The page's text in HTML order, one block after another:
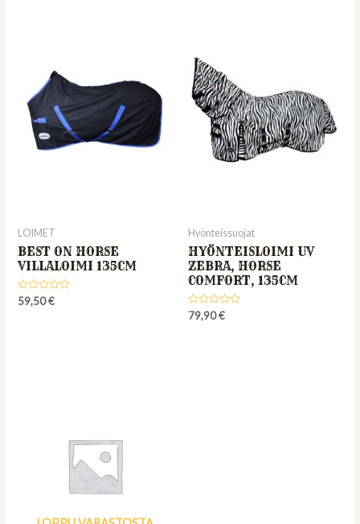
LOIMET
BEST ON HORSE
VILLALOIMI 135CM
Rated
59,50€
Hyönteissuojat
HYÖNTEISLOIMI UV
ZEBRA, HORSE
COMFORT, 135CM
Rated
79,90€